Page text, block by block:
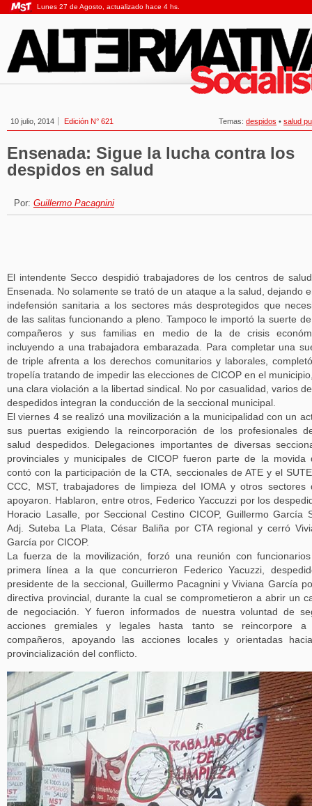
Lunes 27 de Agosto, actualizado hace 4 hs.
10 julio, 2014 Edición N° 621 Temas: despidos • salud
Ensenada: Sigue la lucha contra los
despidos en salud
Por: Guillermo Pacagnini
El intendente Secco despidió trabajadores de los centros de
Ensenada. No solamente se trató de un ataque a la salud, dejando
indefensión sanitaria a los sectores más desprotegidos que
de las salitas funcionando a pleno. Tampoco le importó la suerte
compañeros y sus familias en medio de la de crisis
incluyendo a una trabajadora embarazada. Para completar una
de triple afrenta a los derechos comunitarios y laborales,
tropelía tratando de impedir las elecciones de CICOP en el
una clara violación a la libertad sindical. No por casualidad, varios
despedidos integran la conducción de la seccional municipal.
El viernes 4 se realizó una movilización a la municipalidad con un
sus puertas exigiendo la reincorporación de los profesionales
salud despedidos. Delegaciones importantes de diversas
provinciales y municipales de CICOP fueron parte de la movida
contó con la participación de la CTA, seccionales de ATE y el
CCC, MST, trabajadores de limpieza del IOMA y otros sectores
apoyaron. Hablaron, entre otros, Federico Yaccuzzi por los
Horacio Lasalle, por Seccional Cestino CICOP, Guillermo García
Adj. Suteba La Plata, César Baliña por CTA regional y cerró
García por CICOP.
La fuerza de la movilización, forzó una reunión con
primera línea a la que concurrieron Federico Yacuzzi,
presidente de la seccional, Guillermo Pacagnini y Viviana García
directiva provincial, durante la cual se comprometieron a abrir un
de negociación. Y fueron informados de nuestra voluntad de
acciones gremiales y legales hasta tanto se reincorpore a
compañeros, apoyando las acciones locales y orientadas
provincialización del conflicto.